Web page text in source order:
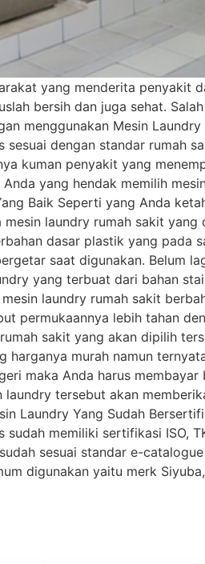
yang menderita penyakit
bersih dan juga sehat.
menggunakan Mesin
dengan standar rumah
kuman penyakit yang
yang hendak memilih
Baik Seperti yang Anda
laundry rumah sakit
dasar plastik yang
saat digunakan. Belum
yang terbuat dari bahan
laundry rumah sakit
permukaannya lebih tahan
sakit yang akan dipilih
harganya murah namun
maka Anda harus
tersebut akan
Laundry Yang Sudah
memiliki sertifikasi ISO,
sesuai standar e-
digunakan yaitu merk